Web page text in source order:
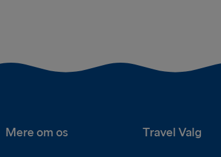
Mere om os Travel Valg